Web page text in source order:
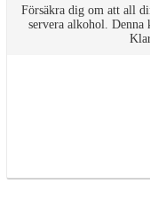
Försäkra dig om att all
servera alkohol.